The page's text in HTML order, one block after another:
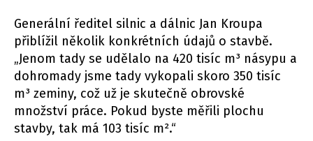
Generální ředitel silnic a dálnic Jan Kroupa
přiblížil několik konkrétních údajů o stavbě.
„Jenom tady se udělalo na 420 tisíc m³ násypu a
dohromady jsme tady vykopali skoro 350 tisíc
m³ zeminy, což už je skutečně obrovské
množství práce. Pokud byste měřili plochu
stavby, tak má 103 tisíc m².“